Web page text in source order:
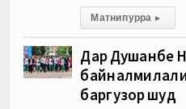
Матни пурра ▸
Дар Душанбе
баргузор шуд